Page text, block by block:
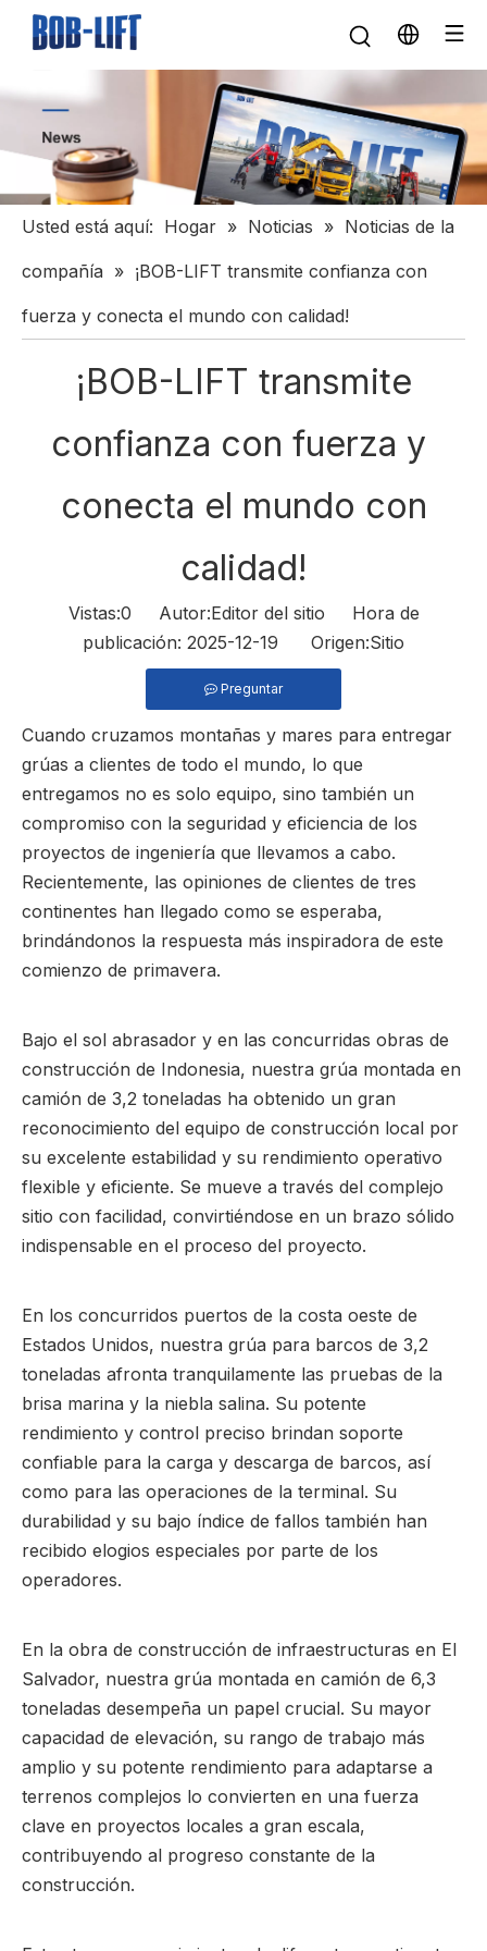
Usted está aquí: Hogar » Noticias » Noticias de la
compañía » ¡BOB-LIFT transmite confianza con
fuerza y ​​conecta el mundo con calidad!
¡BOB-LIFT transmite
confianza con fuerza y ​​
conecta el mundo con
calidad!
Vistas:0 Autor:Editor del sitio Hora de
publicación: 2025-12-19 Origen:Sitio
Preguntar
Cuando cruzamos montañas y mares para entregar
grúas a clientes de todo el mundo, lo que
entregamos no es solo equipo, sino también un
compromiso con la seguridad y eficiencia de los
proyectos de ingeniería que llevamos a cabo.
Recientemente, las opiniones de clientes de tres
continentes han llegado como se esperaba,
brindándonos la respuesta más inspiradora de este
comienzo de primavera.
Bajo el sol abrasador y en las concurridas obras de
construcción de Indonesia, nuestra grúa montada en
camión de 3,2 toneladas ha obtenido un gran
reconocimiento del equipo de construcción local por
su excelente estabilidad y su rendimiento operativo
flexible y eficiente. Se mueve a través del complejo
sitio con facilidad, convirtiéndose en un brazo sólido
indispensable en el proceso del proyecto.
En los concurridos puertos de la costa oeste de
Estados Unidos, nuestra grúa para barcos de 3,2
toneladas afronta tranquilamente las pruebas de la
brisa marina y la niebla salina. Su potente
rendimiento y control preciso brindan soporte
confiable para la carga y descarga de barcos, así
como para las operaciones de la terminal. Su
durabilidad y su bajo índice de fallos también han
recibido elogios especiales por parte de los
operadores.
En la obra de construcción de infraestructuras en El
Salvador, nuestra grúa montada en camión de 6,3
toneladas desempeña un papel crucial. Su mayor
capacidad de elevación, su rango de trabajo más
amplio y su potente rendimiento para adaptarse a
terrenos complejos lo convierten en una fuerza
clave en proyectos locales a gran escala,
contribuyendo al progreso constante de la
construcción.